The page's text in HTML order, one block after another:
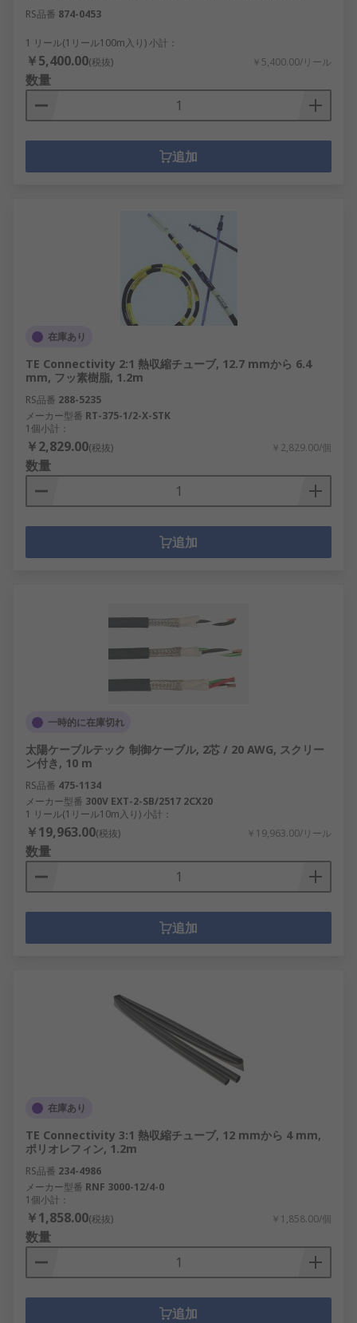
RS品番 874-0453
1 リール(1リール100m入り) 小計：
￥5,400.00(税抜) ￥5,400.00/リール
数量
追加
在庫あり
TE Connectivity 2:1 熱収縮チューブ, 12.7 mmから 6.4
mm, フッ素樹脂, 1.2m
RS品番 288-5235
メーカー型番 RT-375-1/2-X-STK
1個小計：
￥2,829.00(税抜) ￥2,829.00/個
数量
追加
一時的に在庫切れ
太陽ケーブルテック 制御ケーブル, 2芯 / 20 AWG, スクリー
ン付き, 10 m
RS品番 475-1134
メーカー型番 300V EXT-2-SB/2517 2CX20
1 リール(1リール10m入り) 小計：
￥19,963.00(税抜) ￥19,963.00/リール
数量
追加
在庫あり
TE Connectivity 3:1 熱収縮チューブ, 12 mmから 4 mm,
ポリオレフィン, 1.2m
RS品番 234-4986
メーカー型番 RNF 3000-12/4-0
1個小計：
￥1,858.00(税抜) ￥1,858.00/個
数量
追加